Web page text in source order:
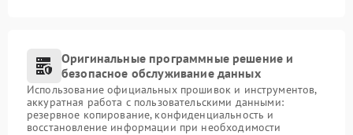
Оригинальные программные решение и
безопасное обслуживание данных
Использование официальных прошивок и инструментов,
аккуратная работа с пользовательскими данными:
резервное копирование, конфиденциальность и
восстановление информации при необходимости